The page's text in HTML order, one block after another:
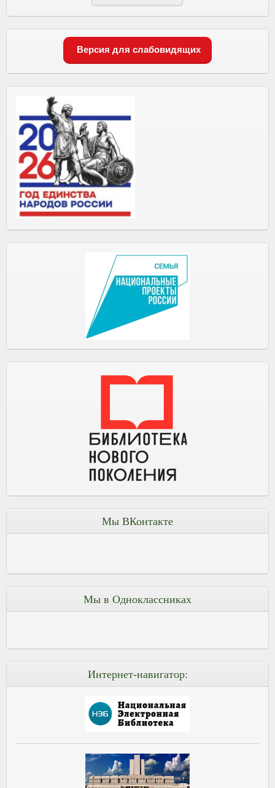
Версия для слабовидящих
Мы ВКонтакте
Мы в Одноклассниках
Интернет-навигатор: